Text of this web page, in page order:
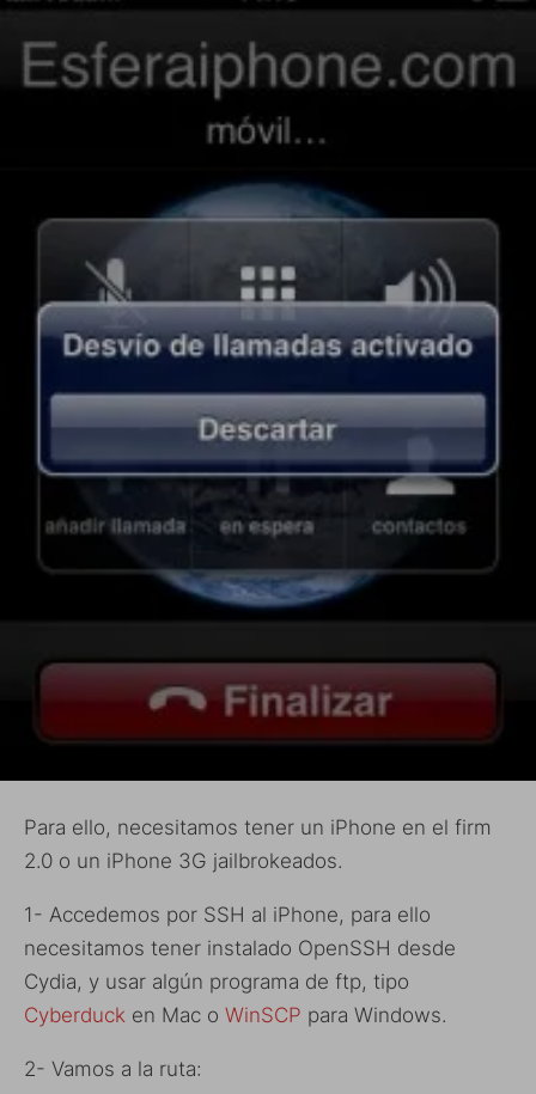
Para ello, necesitamos tener un iPhone en el firm
2.0 o un iPhone 3G jailbrokeados.
1- Accedemos por SSH al iPhone, para ello
necesitamos tener instalado OpenSSH desde
Cydia, y usar algún programa de ftp, tipo
Cyberduck en Mac o WinSCP para Windows.
2- Vamos a la ruta: